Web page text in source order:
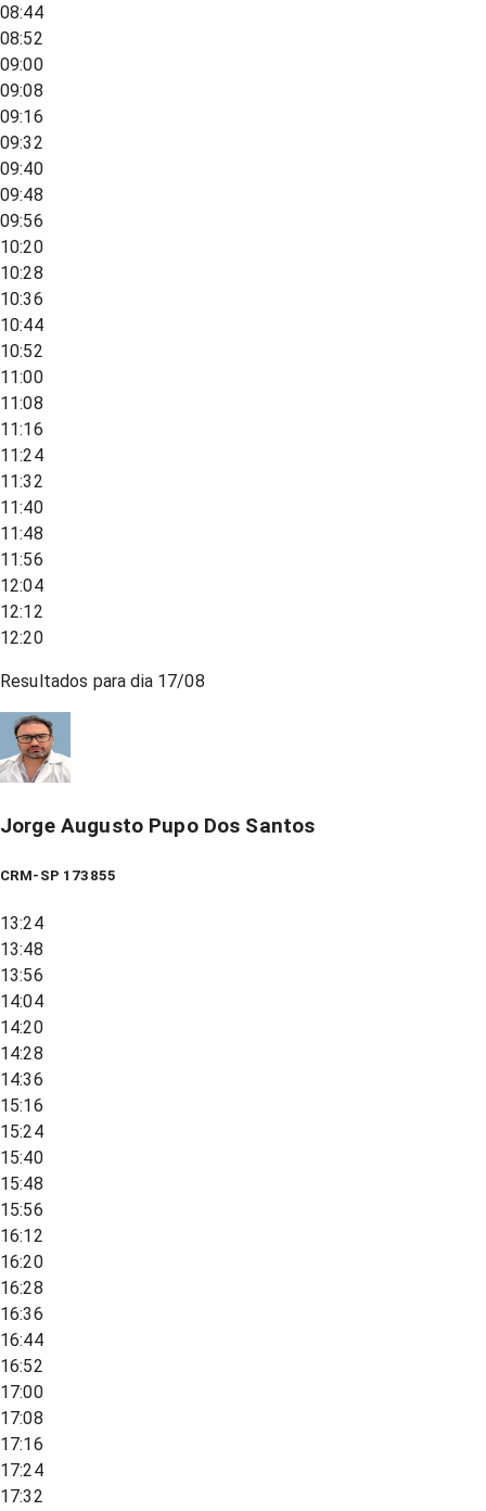
08:44
08:52
09:00
09:08
09:16
09:32
09:40
09:48
09:56
10:20
10:28
10:36
10:44
10:52
11:00
11:08
11:16
11:24
11:32
11:40
11:48
11:56
12:04
12:12
12:20
Resultados para dia 17/08
Jorge Augusto Pupo Dos Santos
CRM-SP 173855
13:24
13:48
13:56
14:04
14:20
14:28
14:36
15:16
15:24
15:40
15:48
15:56
16:12
16:20
16:28
16:36
16:44
16:52
17:00
17:08
17:16
17:24
17:32